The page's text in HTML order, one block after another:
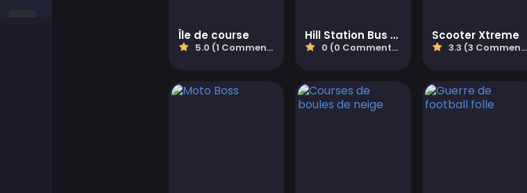
Île de course
5.0 (1 Commentaires)
Hill Station Bus Simulator
0 (0 Commentaires)
Scooter Xtreme
3.3 (3 Commentaires)